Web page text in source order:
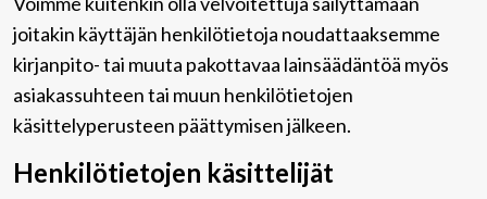
joitakin käyttäjän henkilötietoja noudattaaksemme
kirjanpito- tai muuta pakottavaa lainsäädäntöä myös
asiakassuhteen tai muun henkilötietojen
käsittelyperusteen päättymisen jälkeen.
Henkilötietojen käsittelijät